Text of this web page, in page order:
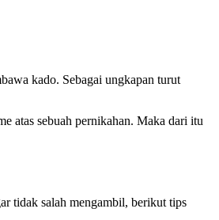
kado. Sebagai ungkapan turut
atas sebuah pernikahan. Maka dari itu
tidak salah mengambil, berikut tips